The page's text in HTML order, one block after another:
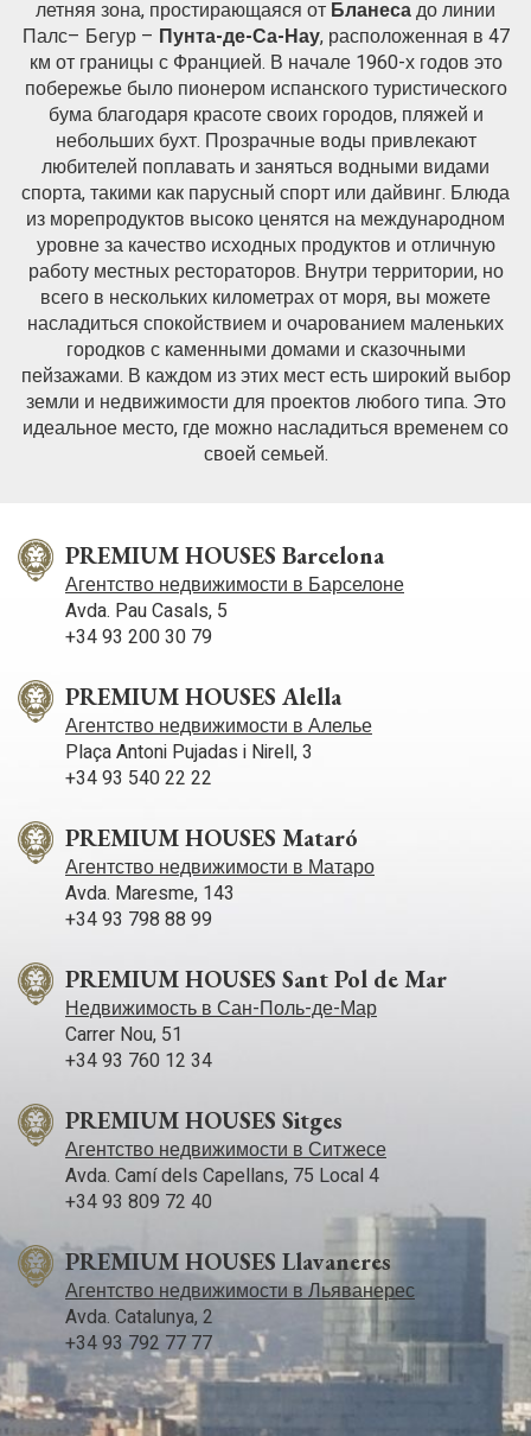
летняя зона, простирающаяся от Бланесадо линии
Палс– Бегур – Пунта-де-Са-Нау, расположенная в 47
км от границы с Францией. В начале 1960-х годов это
побережье было пионером испанского туристического
бума благодаря красоте своих городов, пляжей и
небольших бухт. Прозрачные воды привлекают
любителей поплавать и заняться водными видами
спорта, такими как парусный спорт или дайвинг. Блюда
из морепродуктов высоко ценятся на международном
уровне за качество исходных продуктов и отличную
работу местных рестораторов. Внутри территории, но
всего в нескольких километрах от моря, вы можете
насладиться спокойствием и очарованием маленьких
городков с каменными домами и сказочными
пейзажами. В каждом из этих мест есть широкий выбор
земли и недвижимости для проектов любого типа. Это
идеальное место, где можно насладиться временем со
своей семьей.
PREMIUM HOUSES Barcelona
Агентство недвижимости в Барселоне
Avda. Pau Casals, 5
+34 93 200 30 79
PREMIUM HOUSES Alella
Агентство недвижимости в Алелье
Plaça Antoni Pujadas i Nirell, 3
+34 93 540 22 22
PREMIUM HOUSES Mataró
Агентство недвижимости в Матаро
Avda. Maresme, 143
+34 93 798 88 99
PREMIUM HOUSES Sant Pol de Mar
Недвижимость в Сан-Поль-де-Мар
Carrer Nou, 51
+34 93 760 12 34
PREMIUM HOUSES Sitges
Агентство недвижимости в Ситжесе
Avda. Camí­ dels Capellans, 75 Local 4
+34 93 809 72 40
PREMIUM HOUSES Llavaneres
Агентство недвижимости в Льяванерес
Avda. Catalunya, 2
+34 93 792 77 77
пользователями службы. Они позволяют нам сохранять
информацию о предпочтениях пользователя, чтобы
улучшить качество наших услуг и предложить лучший
опыт с помощью рекомендуемых продуктов.
Маркетинг и реклама
Эти файлы cookie используются для хранения
информации о предпочтениях и личном выборе
пользователя путем постоянного наблюдения за его
привычками просмотра. Благодаря им мы можем
узнать привычки просмотра на веб-сайте и отображать
рекламу, связанную с профилем просмотра
пользователя.